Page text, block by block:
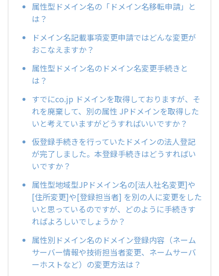
属性型ドメイン名の「ドメイン名移転申請」と
は？
ドメイン名記載事項変更申請ではどんな変更が
おこなえますか？
属性型ドメイン名のドメイン名変更手続きと
は？
すでにco.jp ドメインを取得しておりますが、そ
れを廃棄して、別の属性 JPドメインを取得した
いと考えていますがどうすればいいですか？
仮登録手続きを行っていたドメインの法人登記
が完了しました。本登録手続きはどうすればい
いですか？
属性型地域型JPドメイン名の[法人社名変更]や
[住所変更]や[登録担当者] を別の人に変更をした
いと思っているのですが、どのように手続きす
ればよろしいでしょうか？
属性別ドメイン名のドメイン登録内容（ネーム
サーバー情報や技術担当者変更、ネームサーバ
ーホストなど）の変更方法は？